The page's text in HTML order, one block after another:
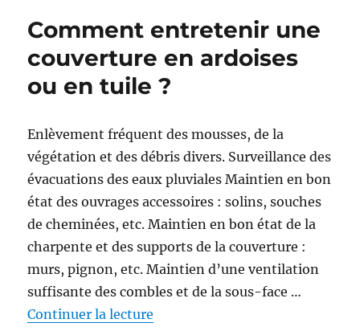
Comment entretenir une
couverture en ardoises
ou en tuile ?
Enlèvement fréquent des mousses, de la
végétation et des débris divers. Surveillance des
évacuations des eaux pluviales Maintien en bon
état des ouvrages accessoires : solins, souches
de cheminées, etc. Maintien en bon état de la
charpente et des supports de la couverture :
murs, pignon, etc. Maintien d’une ventilation
suffisante des combles et de la sous-face …
Continuer la lecture